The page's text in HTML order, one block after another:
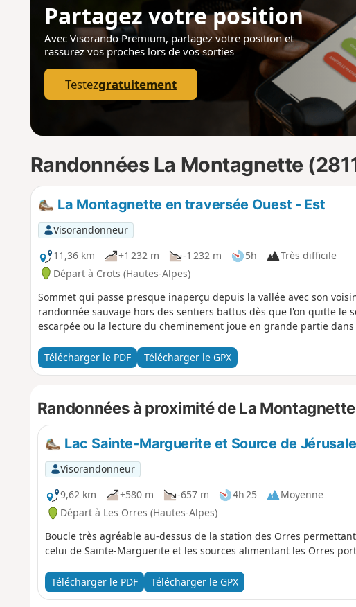
Partagez votre position
Avec Visorando Premium, partagez votre positionet
rassurez vos proches lors de vos sorties
Testezgratuitement
Randonnées La Montagnette
La Montagnette en traversée Ouest - Est
Visorandonneur
11,36 km
+1 232 m -1 232 m 5h
Très difficile
Départ à Crots (Hautes-Alpes)
Sommet qui passe presque inaperçu depuis la vallée avec son
randonnée sauvage hors des sentiers battus dès que l'on quitte le
escarpée ou la lecture du cheminement joue en grande partie
Télécharger le PDF Télécharger le GPX
Randonnées à proximité de La
Lac Sainte-Marguerite et Source de
Visorandonneur
9,62 km
+580 m -657 m 4h 25
Moyenne
Départ à Les Orres (Hautes-Alpes)
Boucle très agréable au-dessus de la station des Orres
celui de Sainte-Marguerite et les sources alimentant les Orres
Télécharger le PDF Télécharger le GPX